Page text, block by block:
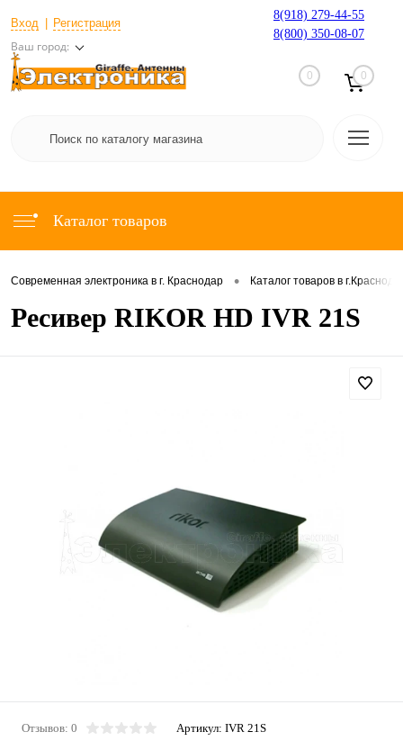
Вход Регистрация
Ваш город:
8(918) 279-44-55
8(800) 350-08-07
0 0
Каталог товаров
Современная электроника в г. Краснодар • Каталог товаров в
Ресивер RIKOR HD IVR 21S
Отзывов: 0 Артикул: IVR 21S